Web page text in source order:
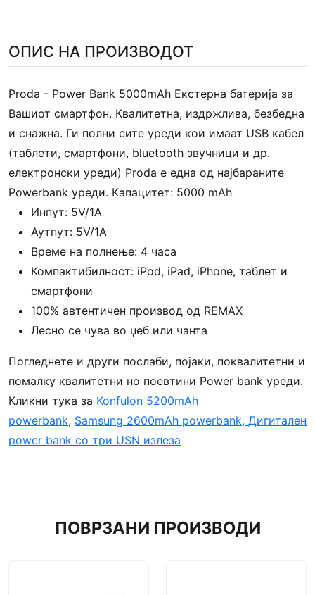
ОПИС НА ПРОИЗВОДОТ
Proda - Power Bank 5000mAh Екстерна батерија за
Вашиот смартфон. Квалитетна, издржлива, безбедна
и снажна. Ги полни сите уреди кои имаат USB кабел
(таблети, смартфони, bluetooth звучници и др.
електронски уреди) Proda е една од најбараните
Powerbank уреди. Капацитет: 5000 mAh
Инпут: 5V/1A
Аутпут: 5V/1A
Време на полнење: 4 часа
Компактибилност: iPod, iPad, iPhone, таблет и
смартфони
100% автентичен производ од REMAX
Лесно се чува во џеб или чанта
Погледнете и други послаби, појаки, поквалитетни и
помалку квалитетни но поевтини Power bank уреди.
Кликни тука за Konfulon 5200mAh
powerbank, Samsung 2600mAh powerbank, Дигитален
power bank со три USN излеза
ПОВРЗАНИ ПРОИЗВОДИ